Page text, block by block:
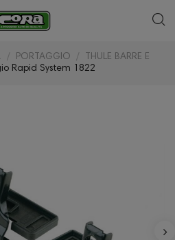
PORTAGGIO
THULE BARRE E
Rapid System 1822